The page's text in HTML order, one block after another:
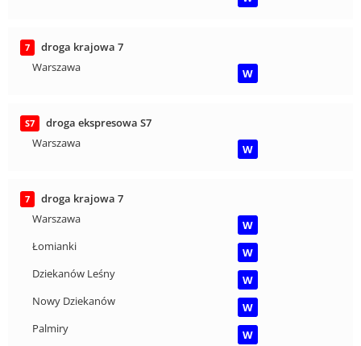
7
droga krajowa 7
Warszawa
W
S7
droga ekspresowa S7
Warszawa
W
7
droga krajowa 7
Warszawa
W
Łomianki
W
Dziekanów Leśny
W
Nowy Dziekanów
W
Palmiry
W